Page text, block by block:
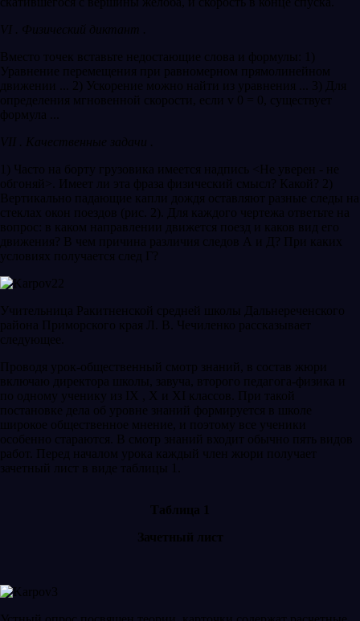
VI . Физический диктант .
Вместо точек вставьте недостающие слова и формулы: 1)
Уравнение перемещения при равномерном прямолинейном
движении ... 2) Ускорение можно найти из уравнения ... 3) Для
определения мгновенной скорости, если v 0 = 0, существует
формула ...
VII . Качественные задачи .
1) Часто на борту грузовика имеется надпись <Не уверен - не
обгоняй>. Имеет ли эта фраза физический смысл? Какой? 2)
Вертикально падающие капли дождя оставляют разные следы на
стеклах окон поездов (рис. 2). Для каждого чертежа ответьте на
вопрос: в каком направлении движется поезд и каков вид его
движения? В чем причина различия следов А и Д? При каких
условиях получается след Г?
Учительница Ракитненской средней школы Дальнереченского
района Приморского края Л. В. Чечиленко рассказывает
следующее.
Проводя урок-общественный смотр знаний, в состав жюри
включаю директора школы, завуча, второго педагога-физика и
по одному ученику из IX , X и XI классов. При такой
постановке дела об уровне знаний формируется в школе
широкое общественное мнение, и поэтому все ученики
особенно стараются. В смотр знаний входит обычно пять видов
работ. Перед началом урока каждый член жюри получает
зачетный лист в виде таблицы 1.
Таблица 1
Зачетный лист